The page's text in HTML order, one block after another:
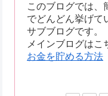
このブログでは、
でどんどん挙げて
サブブログです。
メインブログはこ
お金を貯める方法